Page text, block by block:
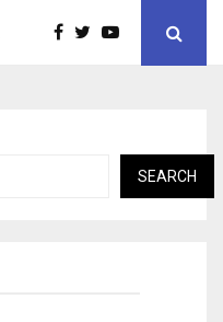
SEARCH